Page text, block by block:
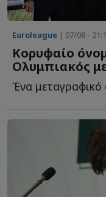
Euroleague | 07/08 -
Κορυφαίο
Ολυμπιακός